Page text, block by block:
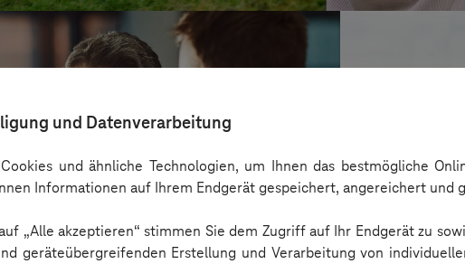
und Datenverarbeitung
und ähnliche Technologien, um Ihnen das bestmögliche
Informationen auf Ihrem Endgerät gespeichert, angereichert und
„Alle akzeptieren“ stimmen Sie dem Zugriff auf Ihr Endgerät zu
geräteübergreifenden Erstellung und Verarbeitung von